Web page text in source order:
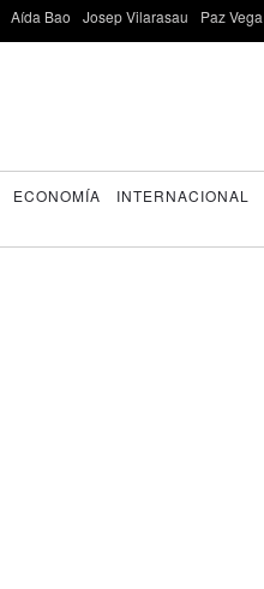
Aída Bao Josep Vilarasau Paz Vega
ECONOMÍA INTERNACIONAL